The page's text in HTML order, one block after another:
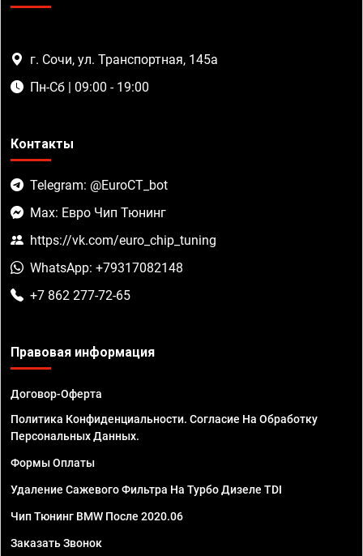
г. Сочи, ул. Транспортная, 145а
Пн-Сб | 09:00 - 19:00
Контакты
Telegram: @EuroCT_bot
Max: Евро Чип Тюнинг
https://vk.com/euro_chip_tuning
WhatsApp: +79317082148
+7 862 277-72-65
Правовая информация
Договор-Оферта
Политика Конфиденциальности. Согласие На Обработку
Персональных Данных.
Формы Оплаты
Удаление Сажевого Фильтра На Турбо Дизеле TDI
Чип Тюнинг BMW После 2020.06
Заказать Звонок